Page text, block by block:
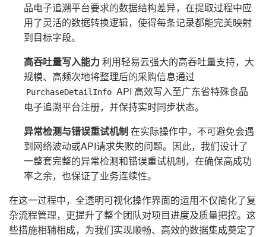
品电子追溯平台要求的数据结构差异，在提取过程中应
用了灵活的数据转换逻辑，使得每条记录都能完美映射
到目标字段。
高吞吐量写入能力利用轻易云强大的高吞吐量支持，大
规模、高频次地将整理后的采购信息通过
PurchaseDetailInfo API 高效写入至广东省特殊食品
电子追溯平台注册，并保持实时同步状态。
异常检测与错误重试机制在实际操作中，不可避免会遇
到网络波动或API请求失败的问题。因此，我们设计了
一整套完整的异常检测和错误重试机制，在确保高成功
率之余，也保证了业务连续性。
在这一过程中，全透明可视化操作界面的运用不仅简化了复
杂流程管理，更提升了整个团队对项目进度及质量把控。这
些措施相辅相成，为我们实现顺畅、高效的数据集成奠定了